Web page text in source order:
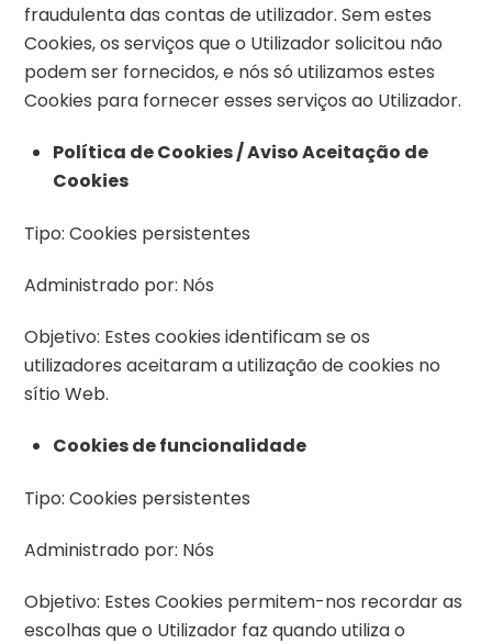
fraudulenta das contas de utilizador. Sem estes
Cookies, os serviços que o Utilizador solicitou não
podem ser fornecidos, e nós só utilizamos estes
Cookies para fornecer esses serviços ao Utilizador.
Política de Cookies / Aviso Aceitação de
Cookies
Tipo: Cookies persistentes
Administrado por: Nós
Objetivo: Estes cookies identificam se os
utilizadores aceitaram a utilização de cookies no
sítio Web.
Cookies de funcionalidade
Tipo: Cookies persistentes
Administrado por: Nós
Objetivo: Estes Cookies permitem-nos recordar as
escolhas que o Utilizador faz quando utiliza o